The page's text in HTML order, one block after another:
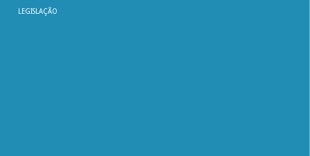
LEGISLAÇÃO